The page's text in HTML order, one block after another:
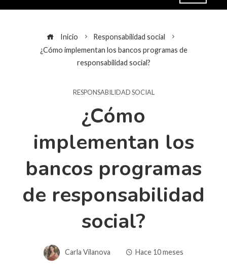
Inicio
Responsabilidad social
¿Cómo implementan los bancos programas de
responsabilidad social?
RESPONSABILIDAD SOCIAL
¿Cómo
implementan los
bancos programas
de responsabilidad
social?
Carla Vilanova Hace 10 meses